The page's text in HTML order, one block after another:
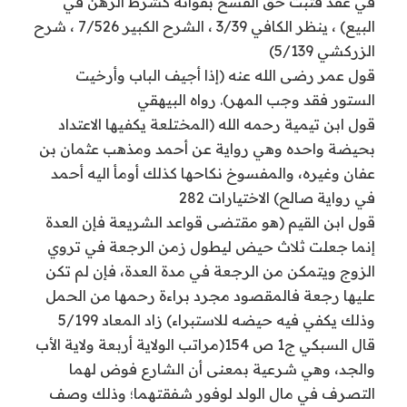
البيع) ، ينظر الكافي 3/39 ، الشرح الكبير 7/526 ، شرح
الزركشي 5/139)
قول عمر رضى الله عنه (إذا أجيف الباب وأرخيت
الستور فقد وجب المهر). رواه البيهقي
قول ابن تيمية رحمه الله (المختلعة يكفيها الاعتداد
بحيضة واحده وهي رواية عن أحمد ومذهب عثمان بن
عفان وغيره، والمفسوخ نكاحها كذلك أومأ اليه أحمد
في رواية صالح) الاختيارات 282
قول ابن القيم (هو مقتضى قواعد الشريعة فإن العدة
إنما جعلت ثلاث حيض ليطول زمن الرجعة في تروي
الزوج ويتمكن من الرجعة في مدة العدة، فإن لم تكن
عليها رجعة فالمقصود مجرد براءة رحمها من الحمل
وذلك يكفي فيه حيضه للاستبراء) زاد المعاد 5/199
قال السبكي ج1 ص 154(مراتب الولاية أربعة ولاية الأب
والجد، وهي شرعية بمعنى أن الشارع فوض لهما
التصرف في مال الولد لوفور شفقتهما؛ وذلك وصف